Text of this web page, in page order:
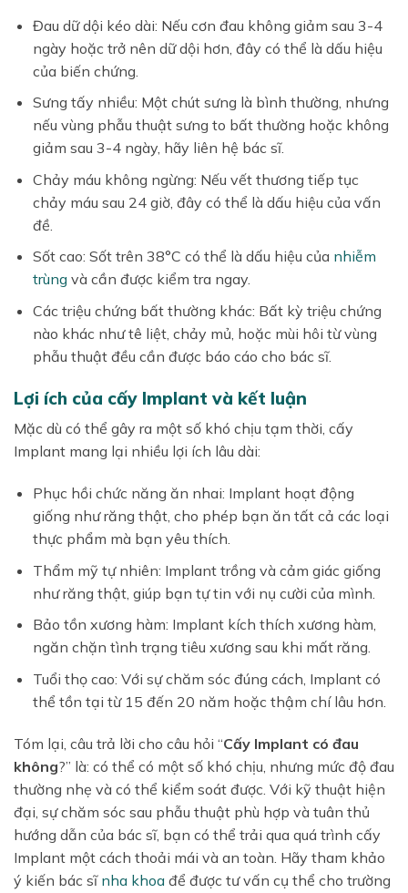
Đau dữ dội kéo dài: Nếu cơn đau không giảm sau 3-4
ngày hoặc trở nên dữ dội hơn, đây có thể là dấu hiệu
của biến chứng.
Sưng tấy nhiều: Một chút sưng là bình thường, nhưng
nếu vùng phẫu thuật sưng to bất thường hoặc không
giảm sau 3-4 ngày, hãy liên hệ bác sĩ.
Chảy máu không ngừng: Nếu vết thương tiếp tục
chảy máu sau 24 giờ, đây có thể là dấu hiệu của vấn
đề.
Sốt cao: Sốt trên 38°C có thể là dấu hiệu của nhiễm
trùngvà cần được kiểm tra ngay.
Các triệu chứng bất thường khác: Bất kỳ triệu chứng
nào khác như tê liệt, chảy mủ, hoặc mùi hôi từ vùng
phẫu thuật đều cần được báo cáo cho bác sĩ.
Lợi ích của cấy Implant và kết luận
Mặc dù có thể gây ra một số khó chịu tạm thời, cấy
Implant mang lại nhiều lợi ích lâu dài:
Phục hồi chức năng ăn nhai: Implant hoạt động
giống như răng thật, cho phép bạn ăn tất cả các loại
thực phẩm mà bạn yêu thích.
Thẩm mỹ tự nhiên: Implant trồng và cảm giác giống
như răng thật, giúp bạn tự tin với nụ cười của mình.
Bảo tồn xương hàm: Implant kích thích xương hàm,
ngăn chặn tình trạng tiêu xương sau khi mất răng.
Tuổi thọ cao: Với sự chăm sóc đúng cách, Implant có
thể tồn tại từ 15 đến 20 năm hoặc thậm chí lâu hơn.
Tóm lại, câu trả lời cho câu hỏi “Cấy Implant có đau
không?” là: có thể có một số khó chịu, nhưng mức độ đau
thường nhẹ và có thể kiểm soát được. Với kỹ thuật hiện
đại, sự chăm sóc sau phẫu thuật phù hợp và tuân thủ
hướng dẫn của bác sĩ, bạn có thể trải qua quá trình cấy
Implant một cách thoải mái và an toàn. Hãy tham khảo
ý kiến bác sĩ nha khoa để được tư vấn cụ thể cho trường